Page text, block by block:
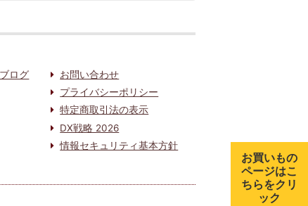
ログ
お問い合わせ
プライバシーポリシー
特定商取引法の表示
DX戦略 2026
情報セキュリティ基本方針
お買いもの
ページはこ
ちらをクリ
ック